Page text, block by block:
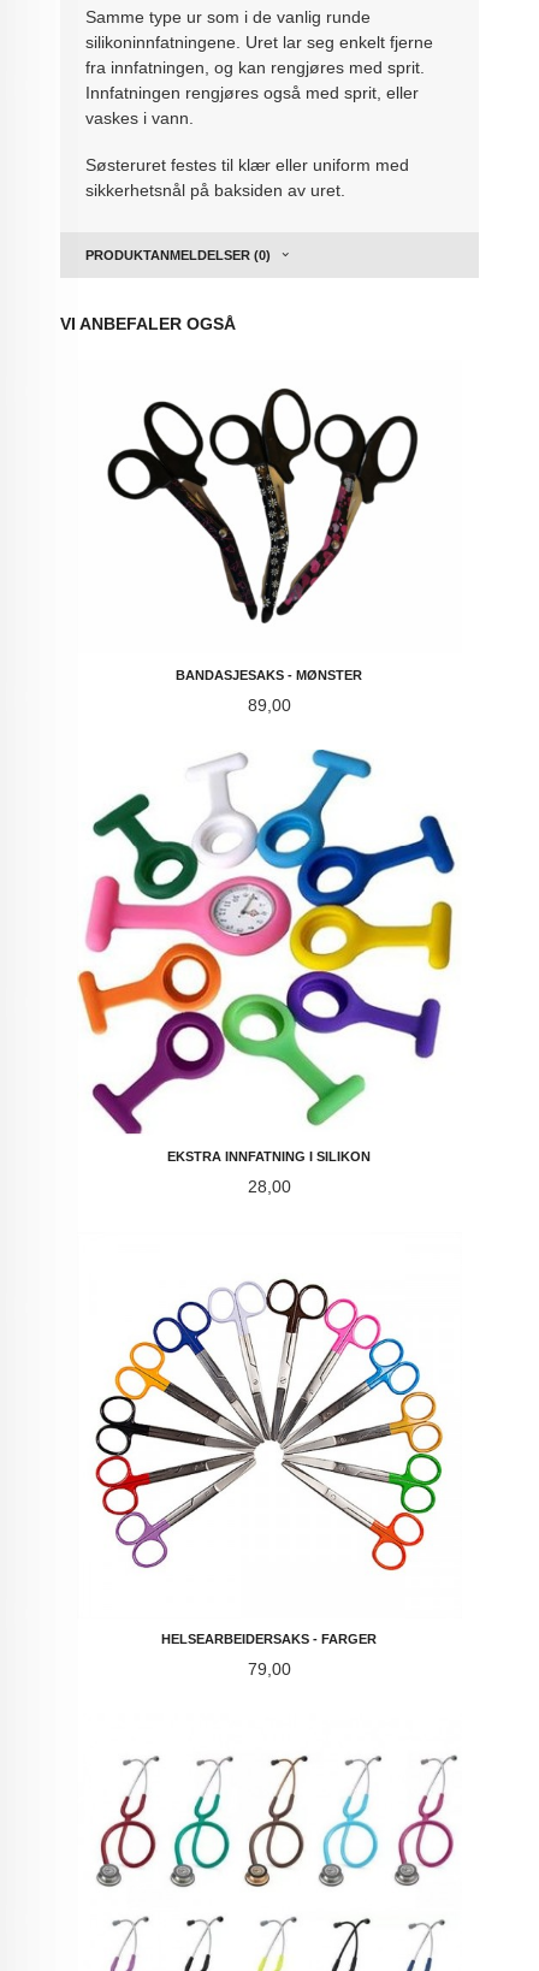
Samme type ur som i de vanlig runde
silikoninnfatningene. Uret lar seg enkelt fjerne
fra innfatningen, og kan rengjøres med sprit.
Innfatningen rengjøres også med sprit, eller
vaskes i vann.
Søsteruret festes til klær eller uniform med
sikkerhetsnål på baksiden av uret.
PRODUKTANMELDELSER (0)
VI ANBEFALER OGSÅ
BANDASJESAKS - MØNSTER
Pris
89,00
EKSTRA INNFATNING I SILIKON
Pris
28,00
HELSEARBEIDERSAKS - FARGER
Pris
79,00